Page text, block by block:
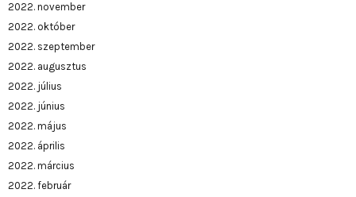
2022. november
2022. október
2022. szeptember
2022. augusztus
2022. július
2022. június
2022. május
2022. április
2022. március
2022. február